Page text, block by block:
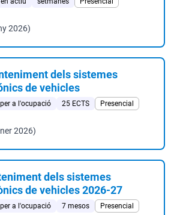
2026)
dels sistemes
de vehicles
a l'ocupació 25 ECTS
Presencial
2026)
dels sistemes
de vehicles 2026-27
a l'ocupació 7 mesos
Presencial